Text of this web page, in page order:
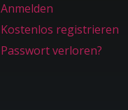
Anmelden
Kostenlos registrieren
Passwort verloren?